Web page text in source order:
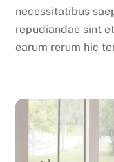
necessitatibus
repudiandae sint
earum rerum hic